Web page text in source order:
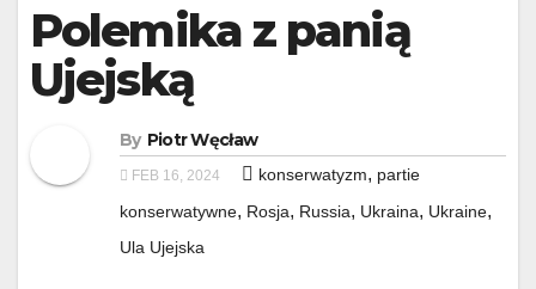
Polemika z panią
Ujejską
By Piotr Węcław
FEB 16, 2024 konserwatyzm, partie
konserwatywne, Rosja, Russia, Ukraina, Ukraine,
Ula Ujejska